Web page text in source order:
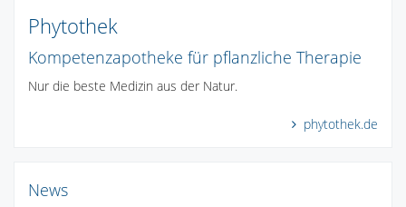
Phytothek
Kompetenzapotheke für pflanzliche Therapie
Nur die beste Medizin aus der Natur.
phytothek.de
News